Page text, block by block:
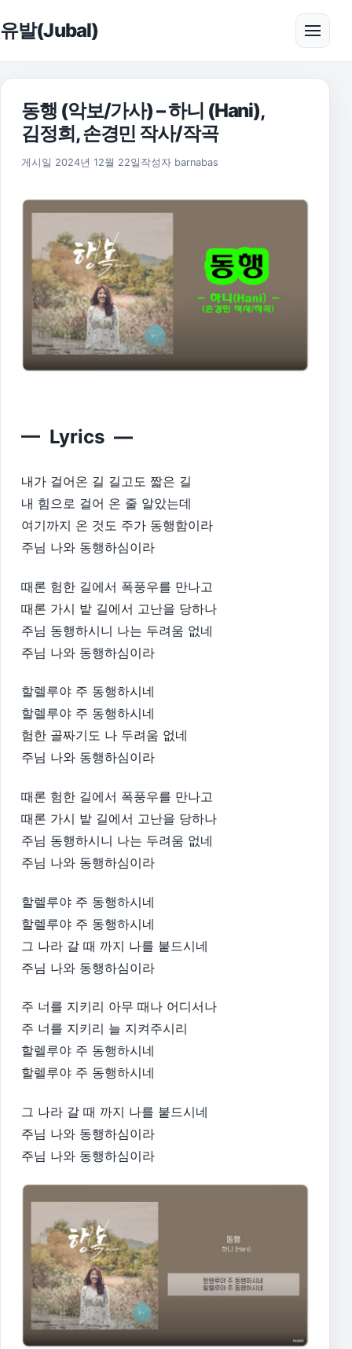
유발(Jubal) 메뉴
동행 (악보/가사) – 하니 (Hani),
김정희, 손경민 작사/작곡
게시일 2024년 12월 22일 2025년 11월 17일
작성자 barnabas
— Lyrics —
내가 걸어온 길 길고도 짧은 길
내 힘으로 걸어 온 줄 알았는데
여기까지 온 것도 주가 동행함이라
주님 나와 동행하심이라
때론 험한 길에서 폭풍우를 만나고
때론 가시 밭 길에서 고난을 당하나
주님 동행하시니 나는 두려움 없네
주님 나와 동행하심이라
할렐루야 주 동행하시네
할렐루야 주 동행하시네
험한 골짜기도 나 두려움 없네
주님 나와 동행하심이라
때론 험한 길에서 폭풍우를 만나고
때론 가시 밭 길에서 고난을 당하나
주님 동행하시니 나는 두려움 없네
주님 나와 동행하심이라
할렐루야 주 동행하시네
할렐루야 주 동행하시네
그 나라 갈 때 까지 나를 붙드시네
주님 나와 동행하심이라
주 너를 지키리 아무 때나 어디서나
주 너를 지키리 늘 지켜주시리
할렐루야 주 동행하시네
할렐루야 주 동행하시네
그 나라 갈 때 까지 나를 붙드시네
주님 나와 동행하심이라
주님 나와 동행하심이라